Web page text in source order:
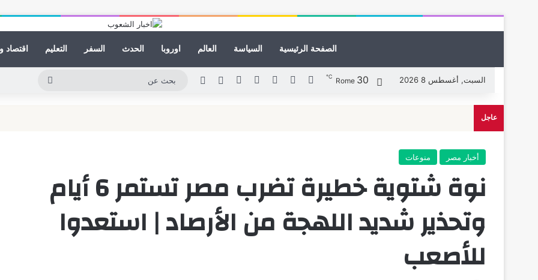
الصفحة الرئيسية السياسة العالم اوروبا الحدث السفر التعليم اقتصاد
السبت, أغسطس 8 2026 Rome 30
℃ فيسبوك لينكدإنيوتيوب انستقراممقال عشوائي
الوضع المظلم
عاجل
أخبار مصر منوعات
نوة شتوية خطيرة تضرب مصر تستمر 6 أيام
وتحذير شديد اللهجة من الأرصاد | استعدوا
للأصعب